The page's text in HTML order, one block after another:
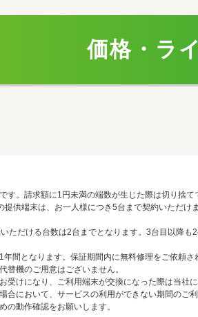
価格・ラ
す。請求額に1円未満の端数が生じた際は切り捨て
提供端末は、お一人様につき5台まで契約いただ
ただける台数は2台までとなります。3台目以降
年間となります。保証期間内に無料修理をご依頼
替機のご用意はございません。
受けになり、ご利用端末が交換になった際は当社
合において、サービスの利用ができない期間のご
の動作確認をお願いします。